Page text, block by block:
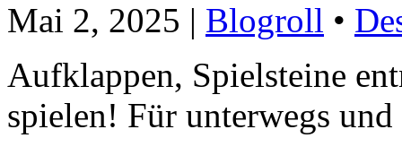
Mai 2, 2025 | Blogroll •
Aufklappen, Spielsteine
spielen! Für unterwegs